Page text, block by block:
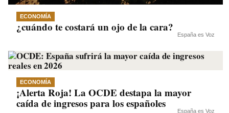
ECONOMÍA
¿cuándo te costará un ojo de la cara?
España es Voz
ECONOMÍA
¡Alerta Roja! La OCDE destapa la mayor
caída de ingresos para los españoles
España es Voz